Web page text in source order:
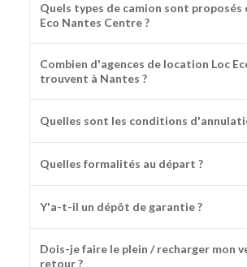
Quels types de camion sont proposés
Eco Nantes Centre ?
Combien d'agences de location Loc
trouvent à Nantes ?
Quelles sont les conditions
Quelles formalités au départ ?
Y'a-t-il un dépôt de garantie ?
Dois-je faire le plein / recharger mon
retour ?